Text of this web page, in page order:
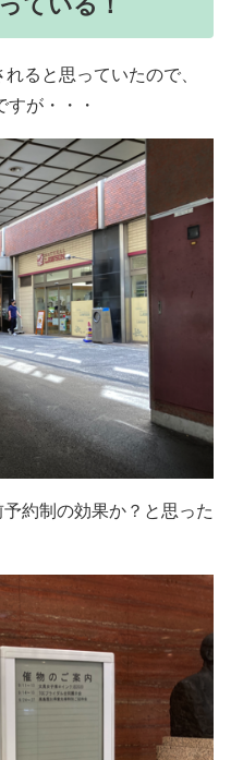
ると思っていたので、
が・・・
約制の効果か？と思った